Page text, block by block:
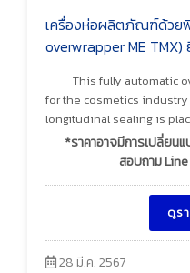
เครื่องห่อผลิตภัณฑ์ด้วย
overwrapper ME TMX)
This fully automatic
for the cosmetics
longitudinal sealing is
*ราคาอาจมีการเปลี่ยน
สอบถาม
ดูร
28 มี.ค. 2567